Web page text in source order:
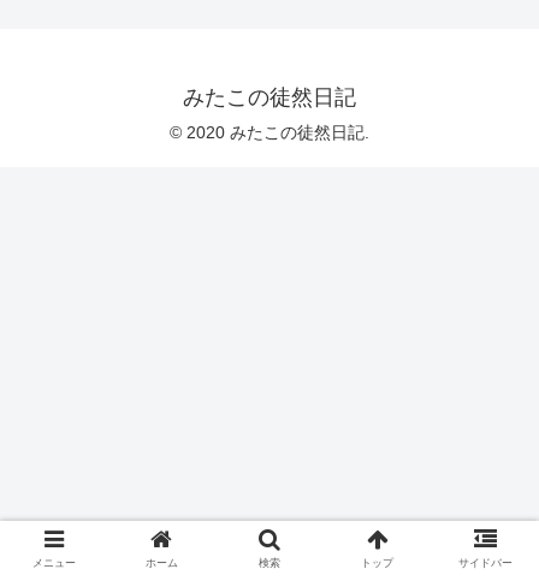
みたこの徒然日記
© 2020 みたこの徒然日記.
メニュー ホーム 検索 トップ サイドバー